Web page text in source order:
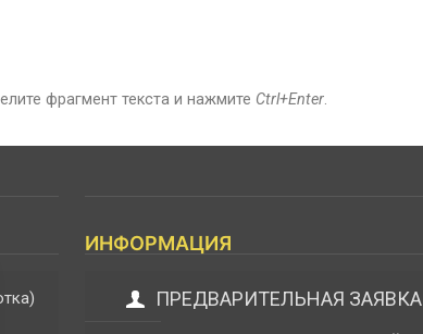
фрагмент текста и нажмите Ctrl+Enter.
ИНФОРМАЦИЯ
ПРЕДВАРИТЕЛЬНАЯ ЗАЯВКА